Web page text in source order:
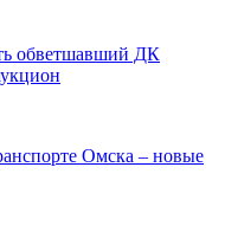
обветшавший ДК
Омска – новые